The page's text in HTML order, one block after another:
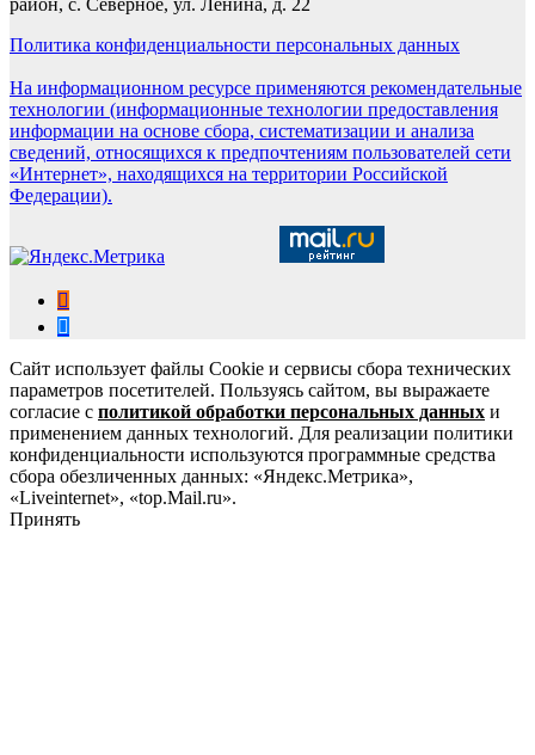
район, с. Северное, ул. Ленина, д. 22
Политика конфиденциальности персональных данных
На информационном ресурсе применяются рекомендательные
технологии (информационные технологии предоставления
информации на основе сбора, систематизации и анализа
сведений, относящихся к предпочтениям пользователей сети
«Интернет», находящихся на территории Российской
Федерации).
Сайт использует файлы Cookie и сервисы сбора технических
параметров посетителей. Пользуясь сайтом, вы выражаете
согласие с политикой обработки персональных данных и
применением данных технологий. Для реализации политики
конфиденциальности используются программные средства
сбора обезличенных данных: «Яндекс.Метрика»,
«Liveinternet», «top.Mail.ru».
Принять